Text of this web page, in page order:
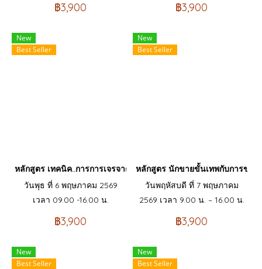
฿3,900 ฿3,900
New
Best Seller
หลักสูตร เทคนิค..การการเจรจาต่อรองข้อเรียกร้องของสหภาพแรงง
วันพุธ ที่ 6 พฤษภาคม 2569
เวลา 09.00 -16.00 น.
฿3,900
New
Best Seller
หลักสูตร นักขายขั้นเทพกับการขาย
วันพฤหัสบดี ที่ 7 พฤษภาคม
2569 เวลา 9.00 น. – 16.00 น.
฿3,900
New
Best Seller
New
Best Seller